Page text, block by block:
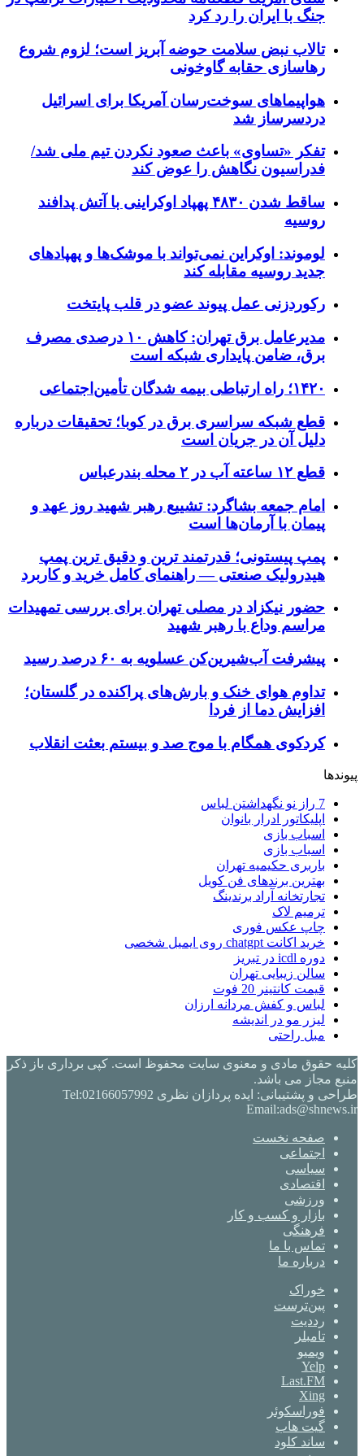
جنگ با ایران را رد کرد
تالاب نبض سلامت حوضه آبریز است؛ لزوم شروع
رهاسازی حقابه گاوخونی
هواپیماهای سوخت‌رسان آمریکا برای اسرائیل
دردسرساز شد
تفکر «تساوی» باعث صعود نکردن تیم ملی شد/
فدراسیون نگاهش را عوض کند
ساقط شدن ۴۸۳۰ پهپاد اوکراینی با آتش پدافند
روسیه
لوموند: اوکراین نمی‌تواند با موشک‌ها و پهپادهای
جدید روسیه مقابله کند
رکوردزنی عمل پیوند عضو در قلب پایتخت
مدیرعامل برق تهران: کاهش ۱۰ درصدی مصرف
برق، ضامن پایداری شبکه است
۱۴۲۰؛ راه ارتباطی بیمه شدگان تأمین‌اجتماعی
قطع شبکه سراسری برق در کوبا؛ تحقیقات درباره
دلیل آن در جریان است
قطع ۱۲ ساعته آب در ۲ محله بندرعباس
امام جمعه بشاگرد: تشییع رهبر شهید روز عهد و
پیمان با آرمان‌ها است
پمپ پیستونی؛ قدرتمند ترین و دقیق‌ ترین پمپ
هیدرولیک صنعتی — راهنمای کامل خرید و کاربرد
حضور نیکزاد در مصلی تهران برای بررسی تمهیدات
مراسم وداع با رهبر شهید
پیشرفت آب‌شیرین‌کن عسلویه به ۶۰ درصد رسید
تداوم هوای خنک و بارش‌های پراکنده در گلستان؛
افزایش دما از فردا
کردکوی همگام با موج صد و بیستم بعثت انقلاب
پیوندها
7 راز نو نگهداشتن لباس
اپلیکاتور ادرار بانوان
اسباب بازی
اسباب بازی
باربری حکیمیه تهران
بهترین برندهای فن کویل
تجارتخانه آراد برندینگ
ترمیم لاک
چاپ عکس فوری
خرید اکانت chatgpt روی ایمیل شخصی
دوره icdl در تبریز
سالن زیبایی تهران
قیمت کانتینر 20 فوت
لباس و کفش مردانه ارزان
لیزر مو در اندیشه
مبل راحتی
کلیه حقوق مادی و معنوی سایت محفوظ است. کپی برداری باز ذکر
منبع مجاز می باشد.
طراحی و پشتیبانی: ایده پردازان نظری Tel:02166057992
Email:ads@shnews.ir
صفحه نخست
اجتماعی
سیاسی
اقتصادی
ورزشی
بازار و کسب و کار
فرهنگی
تماس با ما
درباره ما
خوراک
‫پین‌ترست
‫رددیت
‫تامبلر
ویمیو
Yelp
Last.FM
Xing
فوراسکوئر
گیت ‌هاب
ساند کلود